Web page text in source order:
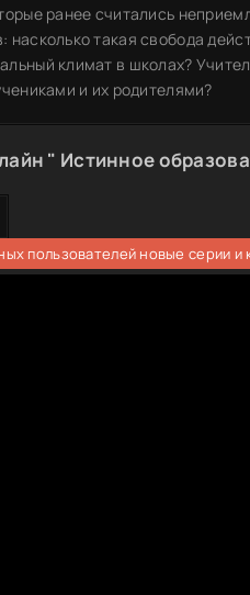
ранее считались
такая свобода
климат в школах?
и их родителями?
" Истинное
пользователей новые серии и